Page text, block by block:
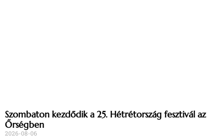
Szombaton kezdődik a 25. Hétrétország fesztivál az
Őrségben
2026-08-06